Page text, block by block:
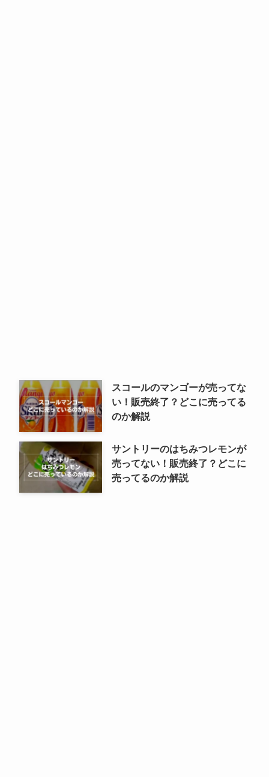
スコールのマンゴーが売ってな
い！販売終了？どこに売ってる
のか解説
サントリーのはちみつレモンが
売ってない！販売終了？どこに
売ってるのか解説